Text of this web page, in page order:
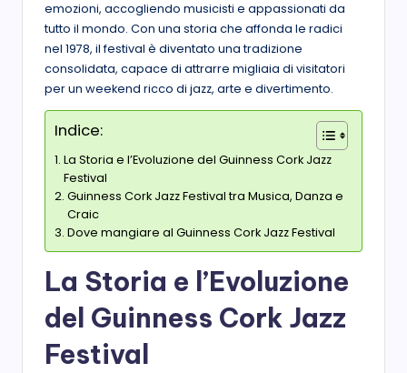
emozioni, accogliendo musicisti e appassionati da
tutto il mondo. Con una storia che affonda le radici
nel 1978, il festival è diventato una tradizione
consolidata, capace di attrarre migliaia di visitatori
per un weekend ricco di jazz, arte e divertimento.
Indice:
La Storia e l’Evoluzione del Guinness Cork Jazz
Festival
Guinness Cork Jazz Festival tra Musica, Danza e
Craic
Dove mangiare al Guinness Cork Jazz Festival
La Storia e l’Evoluzione
del Guinness Cork Jazz
Festival